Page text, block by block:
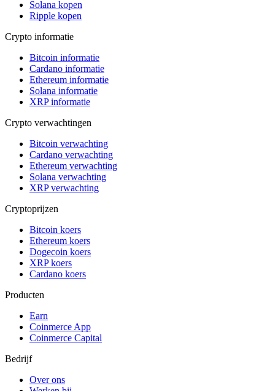
Solana kopen
Ripple kopen
Crypto informatie
Bitcoin informatie
Cardano informatie
Ethereum informatie
Solana informatie
XRP informatie
Crypto verwachtingen
Bitcoin verwachting
Cardano verwachting
Ethereum verwachting
Solana verwachting
XRP verwachting
Cryptoprijzen
Bitcoin koers
Ethereum koers
Dogecoin koers
XRP koers
Cardano koers
Producten
Earn
Coinmerce App
Coinmerce Capital
Bedrijf
Over ons